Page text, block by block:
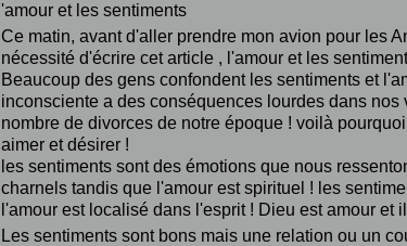
'amour et les sentiments
Ce matin, avant d'aller prendre mon avion pour les
nécessité d'écrire cet article , l'amour et les
Beaucoup des gens confondent les sentiments et
inconsciente a des conséquences lourdes dans
nombre de divorces de notre époque ! voilà
aimer et désirer !
les sentiments sont des émotions que nous
charnels tandis que l'amour est spirituel ! les
l'amour est localisé dans l'esprit ! Dieu est amour et
Les sentiments sont bons mais une relation ou un